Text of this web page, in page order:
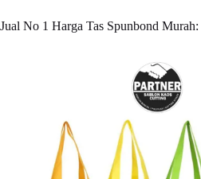
Jual No 1 Harga Tas Spunbond